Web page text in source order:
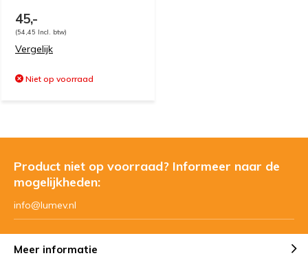
45,-
(54,45 Incl. btw)
Vergelijk
Niet op voorraad
Product niet op voorraad? Informeer naar de
mogelijkheden:
info@lumev.nl
Meer informatie